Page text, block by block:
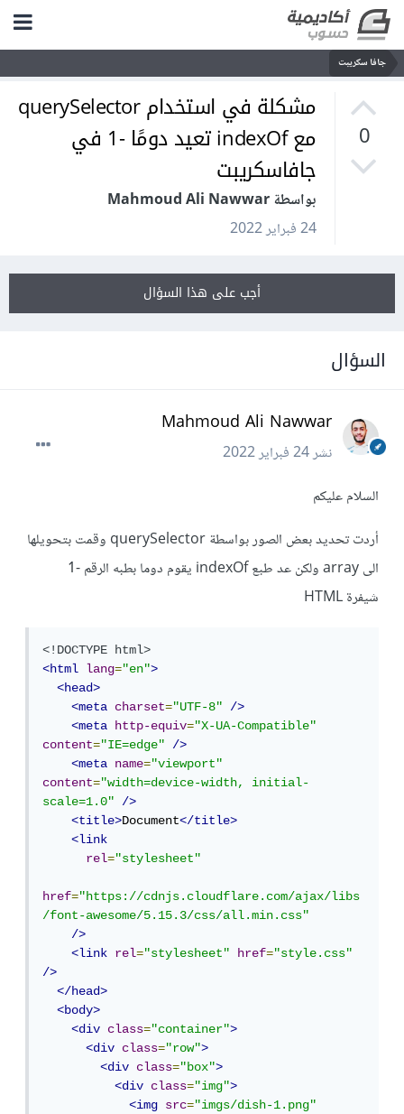
جافا سكريبت
0
مشكلة في استخدام querySelector
مع indexOf تعيد دومًا -1 في
جافاسكريبت
بواسطة Mahmoud Ali Nawwar
24 فبراير 2022
أجب على هذا السؤال
السؤال
Mahmoud Ali Nawwar
نشر24 فبراير 2022
السلام عليكم
أردت تحديد بعض الصور بواسطة querySelector وقمت بتحويلها
الى array ولكن عد طبع indexOf يقوم دوما بطبه الرقم -1
شيفرة HTML
<!DOCTYPE html>
<html
lang="en">
<head>
<meta
charset="UTF-8"
/>
<meta
http-equiv="X-UA-Compatible"
content="IE=edge"
/>
<meta
name="viewport"
content="width=device-width, initial-
scale=1.0"
/>
<title>Document</title>
<link
rel="stylesheet"
href="https://cdnjs.cloudflare.com/ajax/libs
/font-awesome/5.15.3/css/all.min.css"
/>
<link
rel="stylesheet" href="style.css"
/>
</head>
<body>
<div
class="container">
<div
class="row">
<div
class="box">
<div
class="img">
<img
src="imgs/dish-1.png"